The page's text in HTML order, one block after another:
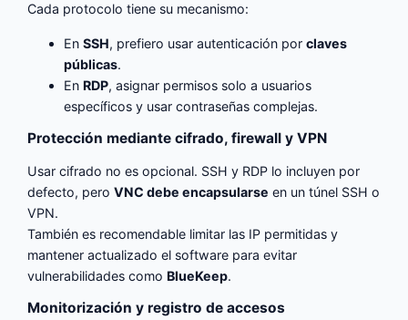
Cada protocolo tiene su mecanismo:
EnSSH, prefiero usar autenticación porclaves
públicas.
EnRDP, asignar permisos solo a usuarios
específicos y usar contraseñas complejas.
Protección mediante cifrado, firewall y VPN
Usar cifrado no es opcional. SSH y RDP lo incluyen por
defecto, peroVNC debe encapsularse en un túnel SSH o
VPN.
También es recomendable limitar las IP permitidas y
mantener actualizado el software para evitar
vulnerabilidades comoBlueKeep.
Monitorización y registro de accesos